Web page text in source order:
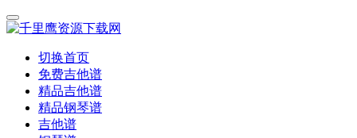
切换首页
免费吉他谱
精品吉他谱
精品钢琴谱
吉他谱